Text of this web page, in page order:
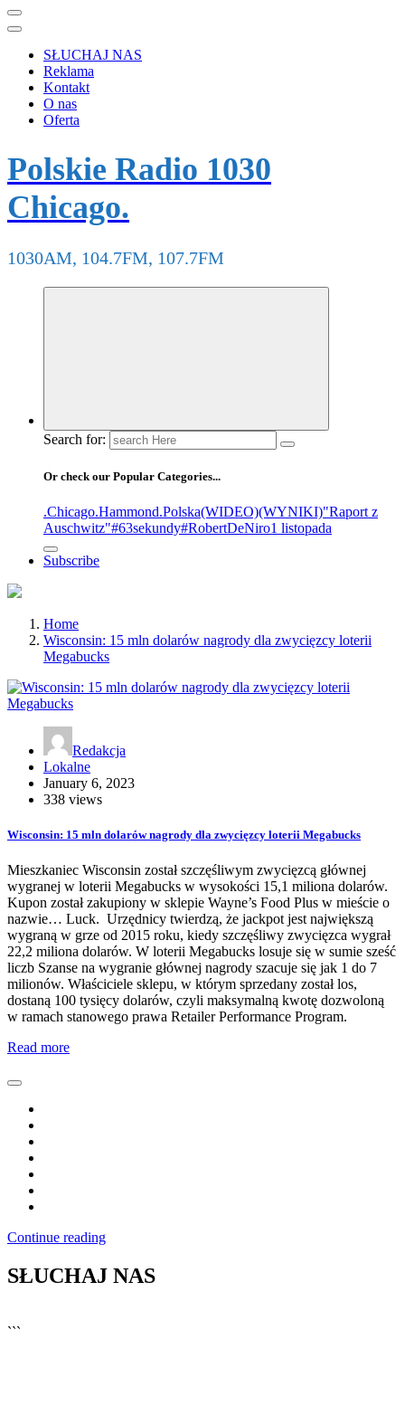
SŁUCHAJ NAS
Reklama
Kontakt
O nas
Oferta
Polskie Radio 1030
Chicago.
1030AM, 104.7FM, 107.7FM
Search for:
Or check our Popular Categories...
.Chicago.Hammond.Polska(WIDEO)(WYNIKI)"Raport z
Auschwitz"#63sekundy#RobertDeNiro1 listopada
Subscribe
Home
Wisconsin: 15 mln dolarów nagrody dla zwycięzcy loterii
Megabucks
Redakcja
Lokalne
January 6, 2023
338 views
Wisconsin: 15 mln dolarów nagrody dla zwycięzcy loterii Megabucks
Mieszkaniec Wisconsin został szczęśliwym zwycięzcą głównej
wygranej w loterii Megabucks w wysokości 15,1 miliona dolarów.
Kupon został zakupiony w sklepie Wayne’s Food Plus w mieście o
nazwie… Luck. Urzędnicy twierdzą, że jackpot jest największą
wygraną w grze od 2015 roku, kiedy szczęśliwy zwycięzca wygrał
22,2 miliona dolarów. W loterii Megabucks losuje się w sumie sześć
liczb Szanse na wygranie głównej nagrody szacuje się jak 1 do 7
milionów. Właściciele sklepu, w którym sprzedany został los,
dostaną 100 tysięcy dolarów, czyli maksymalną kwotę dozwoloną
w ramach stanowego prawa Retailer Performance Program.
Read more
Continue reading
SŁUCHAJ NAS
```